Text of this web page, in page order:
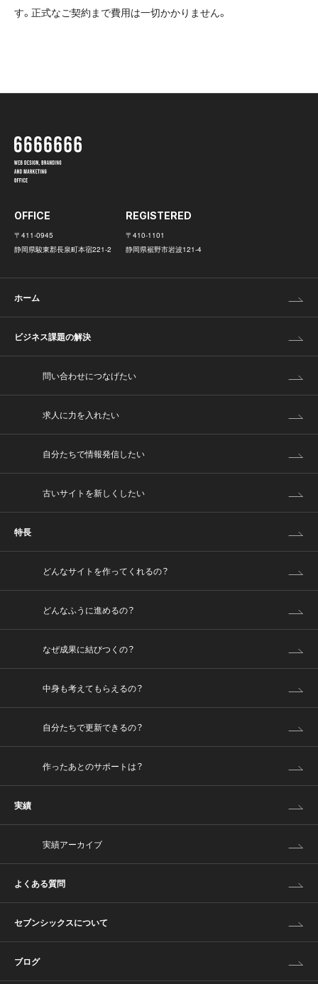
す。正式なご契約まで費用は一切かかりません。
OFFICE
〒411-0945
静岡県駿東郡長泉町本宿221-2
REGISTERED
〒410-1101
静岡県裾野市岩波121-4
ホーム
ビジネス課題の解決
問い合わせにつなげたい
求人に力を入れたい
自分たちで情報発信したい
古いサイトを新しくしたい
特長
どんなサイトを作ってくれるの？
どんなふうに進めるの？
なぜ成果に結びつくの？
中身も考えてもらえるの？
自分たちで更新できるの？
作ったあとのサポートは？
実績
実績アーカイブ
よくある質問
セブンシックスについて
ブログ